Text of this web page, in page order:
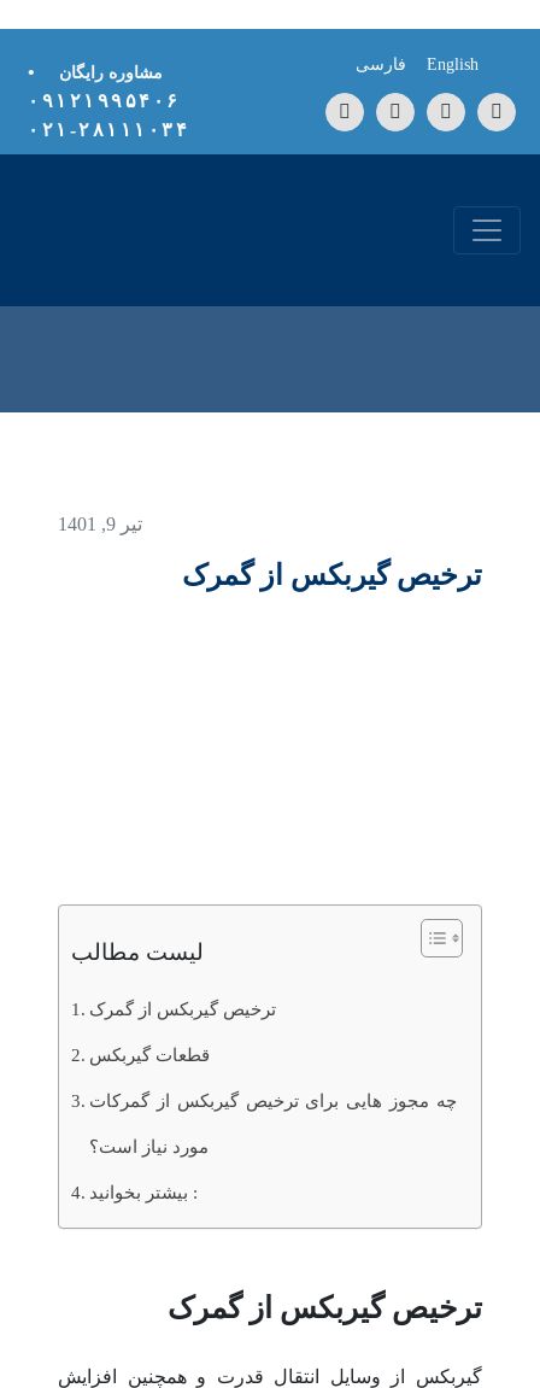
English فارسی مشاوره رایگان
•
۰۹۱۲۱۹۹۵۴۰۶
۲۸۱۱۱۰۳۴-۰۲۱
تیر 9, 1401
ترخیص گیربکس از گمرک
لیست مطالب
ترخیص گیربکس از گمرک
قطعات گیربکس
چه مجوز هایی برای ترخیص گیربکس از گمرکات
مورد نیاز است؟
بیشتر بخوانید :
ترخیص گیربکس از گمرک
گیربکس از وسایل انتقال قدرت و همچنین افزایش